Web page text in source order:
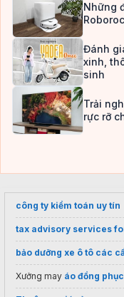
Những
Đánh
xinh,
sinh
Trải
rực rỡ
công ty kiểm toán uy tín
tax advisory services
bảo dưỡng xe ô tô các
Xưởng may áo đồng